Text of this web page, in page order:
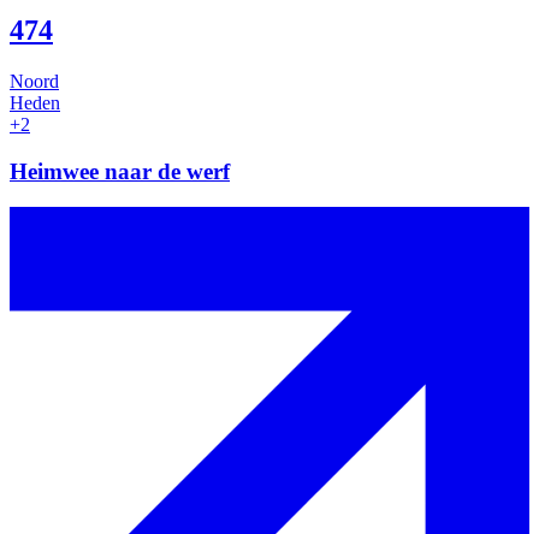
474
Noord
Heden
+2
Heimwee naar de werf